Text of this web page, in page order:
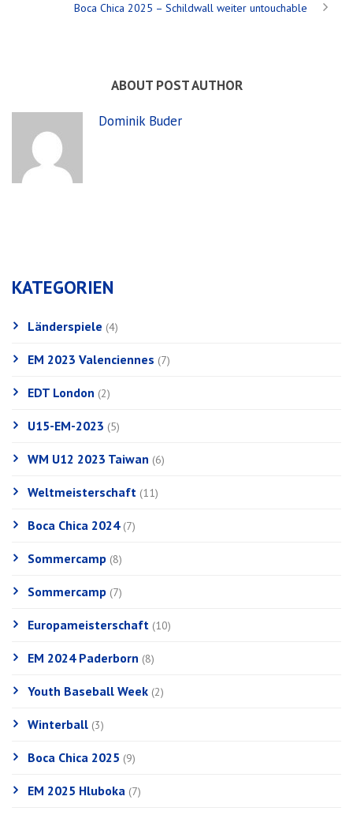
Boca Chica 2025 – Schildwall weiter untouchable
ABOUT POST AUTHOR
Dominik Buder
KATEGORIEN
Länderspiele (4)
EM 2023 Valenciennes (7)
EDT London (2)
U15-EM-2023 (5)
WM U12 2023 Taiwan (6)
Weltmeisterschaft (11)
Boca Chica 2024(7)
Sommercamp (8)
Sommercamp (7)
Europameisterschaft (10)
EM 2024 Paderborn (8)
Youth Baseball Week (2)
Winterball (3)
Boca Chica 2025 (9)
EM 2025 Hluboka (7)